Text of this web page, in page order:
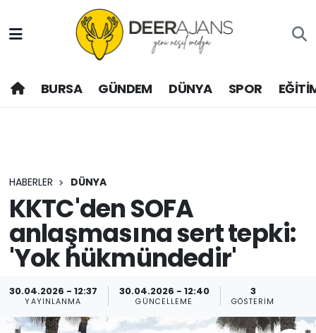
BURSA GÜNDEM DÜNYA SPOR
HABERLER DÜNYA
KKTC'den SOFA
anlaşmasına sert tepki:
'Yok hükmündedir'
30.04.2026 - 12:37
YAYINLANMA
30.04.2026 - 12:40
GÜNCELLEME
3
GÖSTERIM
Hava Durumu
Trafik Durumu
Son Dakika Haberleri
Haber Arşivi